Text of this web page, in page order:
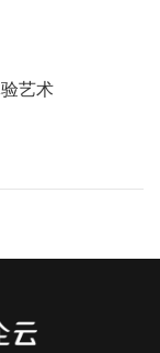
艺术